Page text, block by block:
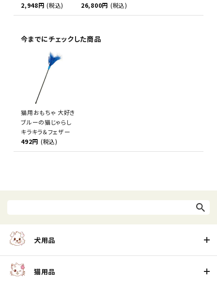
2,948円 (税込)
26,800円 (税込)
今までにチェックした商品
猫用おもちゃ 大好き
ブルーの猫じゃらし
キラキラ＆フェザー
492円 (税込)
犬用品
猫用品